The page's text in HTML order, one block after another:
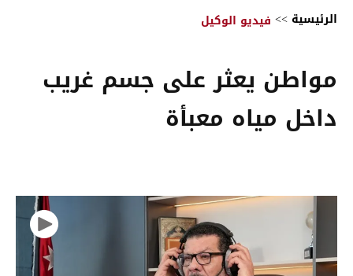
الرئيسية >> فيديو الوكيل
مواطن يعثر على جسم غريب
داخل مياه معبأة